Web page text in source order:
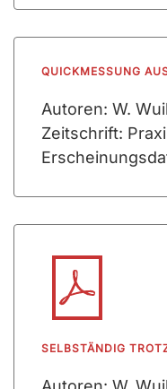
QUICKMESSUNG
Autoren: W.
Zeitschrift:
SELBSTÄNDIG